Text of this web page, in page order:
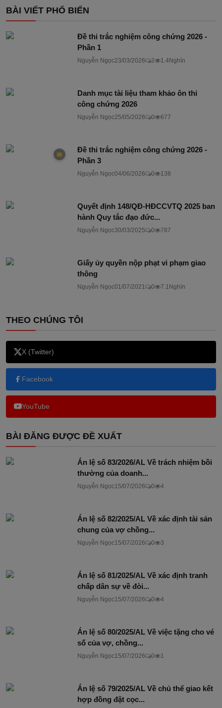
BÀI VIẾT PHỔ BIẾN
Đề thi trắc nghiệm công chứng 2026 -
Phần 1
Nguyễn Ngọc23/03/2026 2 1.4Nghìn
Danh mục tài liệu tham khảo ôn thi
công chứng 2026
Nguyễn Ngọc25/05/2026 0 677
Đề thi trắc nghiệm công chứng 2026 -
Phần 3
Nguyễn Ngọc04/06/2026 0 138
Quyết định 148/QĐ-HĐCCVTQ 2025 ban
hành Quy tắc đạo đức...
Nguyễn Ngọc30/03/2025 0 787
Giấy ủy quyền nộp phạt vi phạm giao
thông
Nguyễn Ngọc01/07/2021 0 7.1Nghìn
THEO CHÚNG TÔI
X (Twitter)
Facebook
YouTube
BÀI ĐĂNG ĐƯỢC ĐỀ XUẤT
Án lệ số 83/2026/AL Về trách nhiệm bồi
thường của doanh...
Nguyễn Ngọc15/07/2026 0 4
Án lệ số 82/2025/AL Về xác định tài sản
chung của vợ chồng...
Nguyễn Ngọc15/07/2026 0 3
Án lệ số 81/2025/AL Về xác định tranh
chấp dân sự về đòi...
Nguyễn Ngọc15/07/2026 0 4
Án lệ số 80/2025/AL Về việc tặng cho vé
số của vợ, chồng...
Nguyễn Ngọc15/07/2026 0 1
Án lệ số 79/2025/AL Về chủ thể giao kết
hợp đồng đặt cọc...